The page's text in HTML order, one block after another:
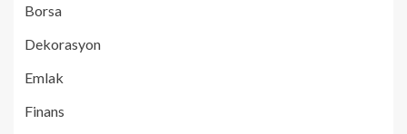
Borsa
Dekorasyon
Emlak
Finans